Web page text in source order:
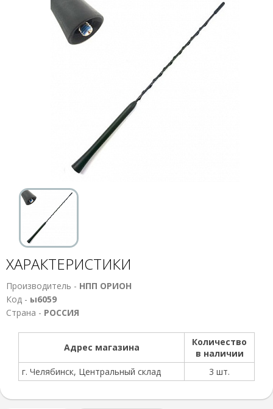
ХАРАКТЕРИСТИКИ
Производитель - НПП ОРИОН
Код - ы6059
Страна - РОССИЯ
Адрес магазина
Количество
в наличии
г. Челябинск, Центральный склад
3 шт.